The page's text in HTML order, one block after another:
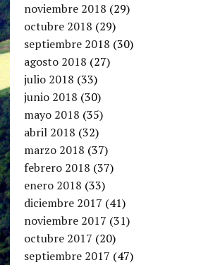
noviembre 2018 (29)
octubre 2018 (29)
septiembre 2018 (30)
agosto 2018 (27)
julio 2018 (33)
junio 2018 (30)
mayo 2018 (35)
abril 2018 (32)
marzo 2018 (37)
febrero 2018 (37)
enero 2018 (33)
diciembre 2017 (41)
noviembre 2017 (31)
octubre 2017 (20)
septiembre 2017 (47)